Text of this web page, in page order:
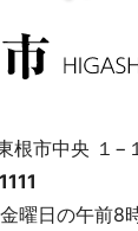
市中央 １−
曜日の午前8